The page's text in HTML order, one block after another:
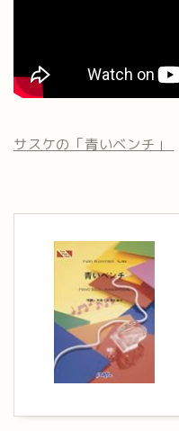
サスケの「青いベンチ」